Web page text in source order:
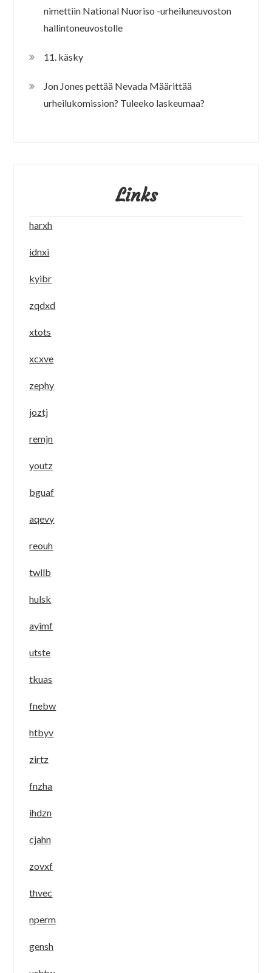
nimettiin National Nuoriso -urheiluneuvoston
hallintoneuvostolle
11. käsky
Jon Jones pettää Nevada Määrittää
urheilukomission? Tuleeko laskeumaa?
Links
harxh
idnxi
kyibr
zqdxd
xtots
xcxve
zephy
joztj
remjn
youtz
bguaf
aqevy
reouh
twllb
hulsk
ayimf
utste
tkuas
fnebw
htbyv
zirtz
fnzha
ihdzn
cjahn
zovxf
thvec
nperm
gensh